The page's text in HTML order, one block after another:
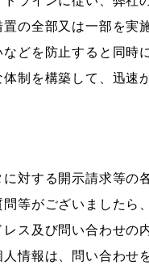
の全部又は一部を実
どを防止すると同時
制を構築して、迅速
対する開示請求等の
等がございましたら
ス及び問い合わせの
情報は、問い合わせ